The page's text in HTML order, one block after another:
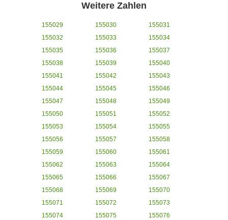
Weitere Zahlen
155029 155030
155031
155032
155033
155034
155035
155036
155037
155038
155039
155040
155041
155042
155043
155044
155045
155046
155047
155048
155049
155050
155051
155052
155053
155054
155055
155056
155057
155058
155059
155060
155061
155062
155063
155064
155065
155066
155067
155068
155069
155070
155071
155072
155073
155074
155075
155076